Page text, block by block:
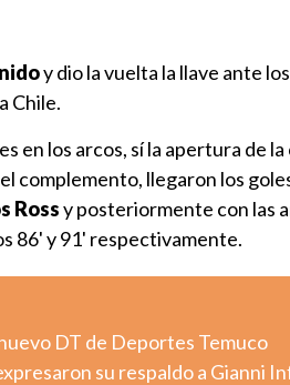
y dio la vuelta la llave ante
Chile.
en los arcos, sí la apertura de
complemento, llegaron los
Rossy posteriormente con las
86' y 91' respectivamente.
DT de Deportes Temuco
su respaldo a Gianni